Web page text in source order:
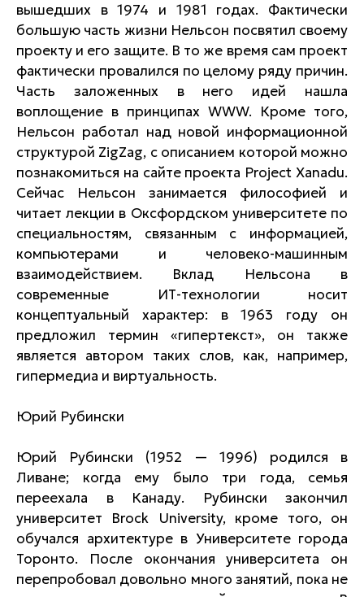
вышедших в 1974 и 1981 годах. Фактически
большую часть жизни Нельсон посвятил своему
проекту и его защите. В то же время сам проект
фактически провалился по целому ряду причин.
Часть заложенных в него идей нашла
воплощение в принципах WWW. Кроме того,
Нельсон работал над новой информационной
структурой ZigZag, с описанием которой можно
познакомиться на сайте проекта Project Xanadu.
Сейчас Нельсон занимается философией и
читает лекции в Оксфордском университете по
специальностям, связанным с информацией,
компьютерами и человеко-машинным
взаимодействием. Вклад Нельсона в
современные ИТ-технологии носит
концептуальный характер: в 1963 году он
предложил термин «гипертекст», он также
является автором таких слов, как, например,
гипермедиа и виртуальность.
Юрий Рубински
Юрий Рубински (1952 — 1996) родился в
Ливане; когда ему было три года, семья
переехала в Канаду. Рубински закончил
университет Brock University, кроме того, он
обучался архитектуре в Университете города
Торонто. После окончания университета он
перепробовал довольно много занятий, пока не